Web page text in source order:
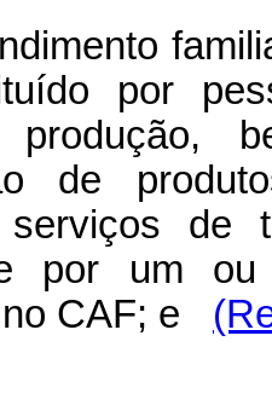
por
de
de
por um
CAF; e